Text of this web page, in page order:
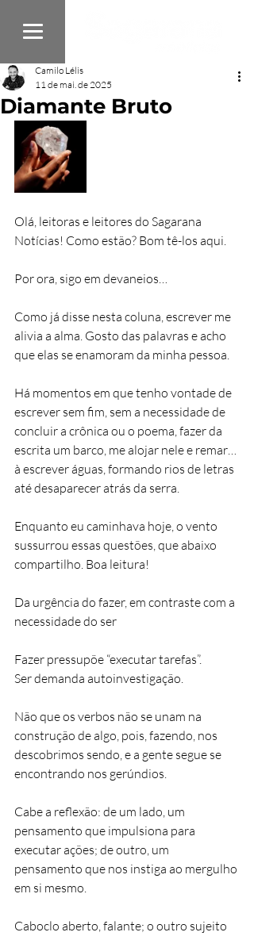
Diamante Bruto
Camilo Lélis
11 de mai. de 2025
Olá, leitoras e leitores do Sagarana
Notícias! Como estão? Bom tê-los aqui.
Por ora, sigo em devaneios…
Como já disse nesta coluna, escrever me
alivia a alma. Gosto das palavras e acho
que elas se enamoram da minha pessoa.
Há momentos em que tenho vontade de
escrever sem fim, sem a necessidade de
concluir a crônica ou o poema, fazer da
escrita um barco, me alojar nele e remar…
à escrever águas, formando rios de letras
até desaparecer atrás da serra.
Enquanto eu caminhava hoje, o vento
sussurrou essas questões, que abaixo
compartilho. Boa leitura!
Da urgência do fazer, em contraste com a
necessidade do ser
Fazer pressupõe “executar tarefas”.
Ser demanda autoinvestigação.
Não que os verbos não se unam na
construção de algo, pois, fazendo, nos
descobrimos sendo, e a gente segue se
encontrando nos gerúndios.
Cabe a reflexão: de um lado, um
pensamento que impulsiona para
executar ações; de outro, um
pensamento que nos instiga ao mergulho
em si mesmo.
Caboclo aberto, falante; o outro sujeito